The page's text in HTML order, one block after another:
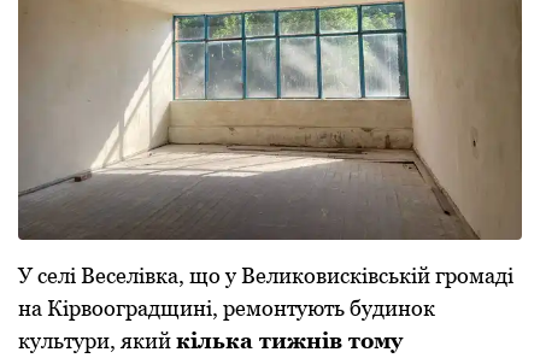
У селі Веселівка, що у Великовисківській громаді
на Кірвооградщині, ремонтують будинок
культури, якийкілька тижнів тому